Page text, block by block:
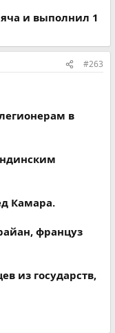
и выполнил 1
#263
в
Камара.
француз
из государств,